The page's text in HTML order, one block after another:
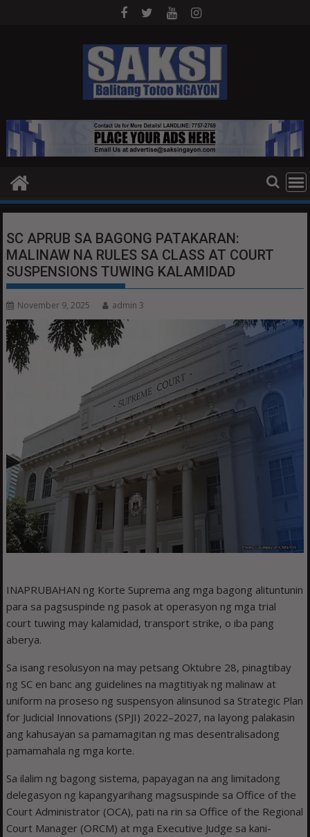
SC APRUB SA BAGONG PATAKARAN:
MALINAW NA RULES SA CLASS AT COURT
SUSPENSIONS TUWING KALAMIDAD
November 9, 2025 admin 3
INAPRUBAHAN ng Korte Suprema ang mga bagong alituntunin
para sa pagsuspinde ng pasok at operasyon ng mga trial
court tuwing may kalamidad, transport strike, o iba pang
aberya.
Sa isang resolusyon na may petsang Oktubre 28, pinagtibay
ng SC en banc ang guidelines na magtitiyak ng malinaw at
uniform na proseso ng suspensyon alinsunod sa Strategic Plan
for Judicial Innovations (SPJI) 2022–2027, na layong palakasin
ang kahusayan sa pamamagitan ng mas desentralisadong
pamamahala ng mga korte.
Sa ilalim ng bagong sistema, papayagan na ang limitadong
delegasyon ng kapangyarihang magsuspinde sa Office of the
Court Administrator (OCA), pati na rin sa Office of the Regional
Court Manager (ORCM) at mga Executive Judge sa kani-